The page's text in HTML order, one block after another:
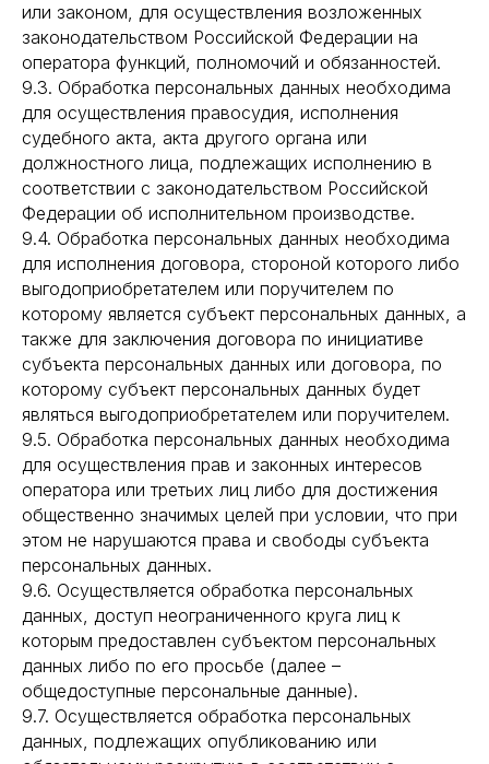
или законом, для осуществления возложенных
законодательством Российской Федерации на
оператора функций, полномочий и обязанностей.
9.3. Обработка персональных данных необходима
для осуществления правосудия, исполнения
судебного акта, акта другого органа или
должностного лица, подлежащих исполнению в
соответствии с законодательством Российской
Федерации об исполнительном производстве.
9.4. Обработка персональных данных необходима
для исполнения договора, стороной которого либо
выгодоприобретателем или поручителем по
которому является субъект персональных данных, а
также для заключения договора по инициативе
субъекта персональных данных или договора, по
которому субъект персональных данных будет
являться выгодоприобретателем или поручителем.
9.5. Обработка персональных данных необходима
для осуществления прав и законных интересов
оператора или третьих лиц либо для достижения
общественно значимых целей при условии, что при
этом не нарушаются права и свободы субъекта
персональных данных.
9.6. Осуществляется обработка персональных
данных, доступ неограниченного круга лиц к
которым предоставлен субъектом персональных
данных либо по его просьбе (далее –
общедоступные персональные данные).
9.7. Осуществляется обработка персональных
данных, подлежащих опубликованию или
ПОКУПАТЕЛЯМ
КОНТАКТЫ
ОПЛАТА И ДОСТАВКА
ЧАСТЫЕ ВОПРОСЫ
О БРЕНДЕ
О НАС
О БРЕНДЕ
КОНФИДЕНЦИАЛЬНОСТИ
НАПИСАТЬ В ТЕЛЕГРАМ
ИНСТАГРАМ*
ВКОНТАКТЕ
ТЕЛЕГРАМ КАНАЛ